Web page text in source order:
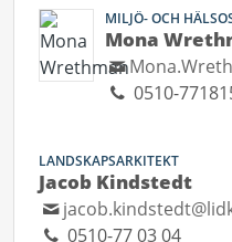
MILJÖ- OCH
Mona
0510-
LANDSKAPSARKITEKT
Jacob Kindstedt
0510-77 03 04